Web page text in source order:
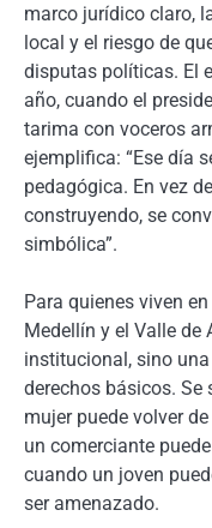
marco jurídico claro,
local y el riesgo de
disputas políticas. El
año, cuando el
tarima con voceros
ejemplifica: “Ese día
pedagógica. En vez
construyendo, se
simbólica”.
Para quienes viven
Medellín y el Valle de
institucional, sino
derechos básicos. Se
mujer puede volver
un comerciante
cuando un joven
ser amenazado.